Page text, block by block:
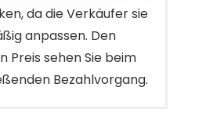
da die Verkäufer sie
anpassen. Den
Preis sehen Sie beim
Bezahlvorgang.